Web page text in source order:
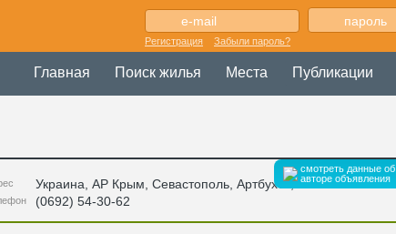
Регистрация Забыли пароль?
Главная Поиск жилья Места Публикации
смотреть данные об
авторе объявления
Украина АР Крым , Севастополь, Артбухта,
(0692) 54-30-62